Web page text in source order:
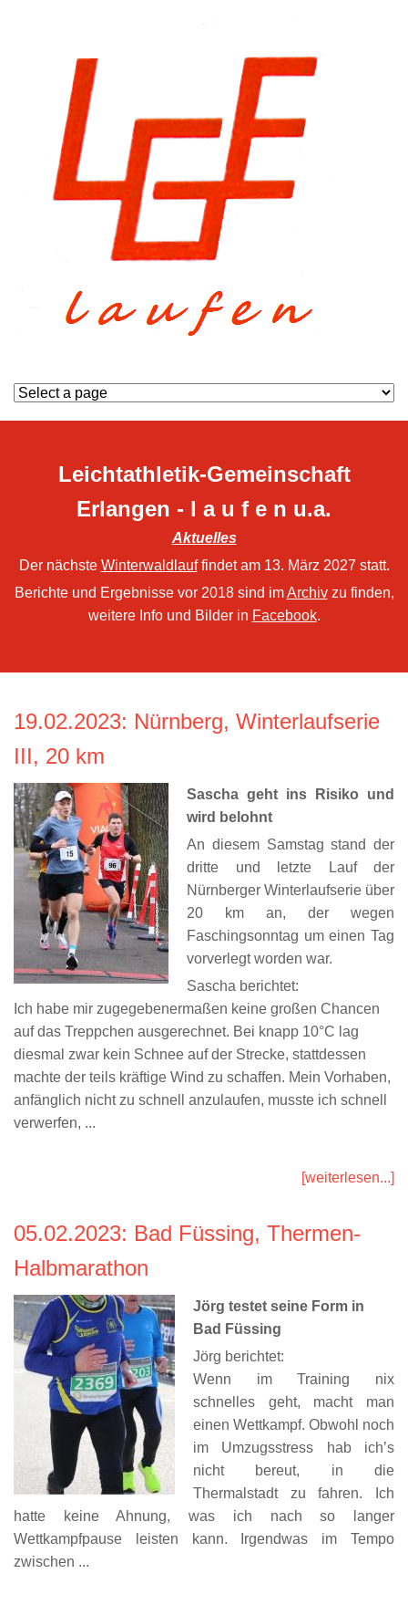
Leichtathletik-Gemeinschaft
Erlangen - l a u f e n u.a.
Aktuelles
Der nächste Winterwaldlauffindet am 13. März 2027 statt.
Berichte und Ergebnisse vor 2018 sind imArchivzu finden,
weitere Info und Bilder in Facebook.
19.02.2023: Nürnberg, Winterlaufserie
III, 20 km
Sascha geht ins Risiko und
wird belohnt
An diesem Samstag stand der
dritte und letzte Lauf der
Nürnberger Winterlaufserie über
20 km an, der wegen
Faschingsonntag um einen Tag
vorverlegt worden war.
Sascha berichtet:
Ich habe mir zugegebenermaßen keine großen Chancen
auf das Treppchen ausgerechnet. Bei knapp 10°C lag
diesmal zwar kein Schnee auf der Strecke, stattdessen
machte der teils kräftige Wind zu schaffen. Mein Vorhaben,
anfänglich nicht zu schnell anzulaufen, musste ich schnell
verwerfen, ...
[weiterlesen...]
05.02.2023: Bad Füssing, Thermen-
Halbmarathon
Jörg testet seine Form in
Bad Füssing
Jörg berichtet:
Wenn im Training nix
schnelles geht, macht man
einen Wettkampf. Obwohl noch
im Umzugsstress hab ich’s
nicht bereut, in die
Thermalstadt zu fahren. Ich
hatte keine Ahnung, was ich nach so langer
Wettkampfpause leisten kann. Irgendwas im Tempo
zwischen ...